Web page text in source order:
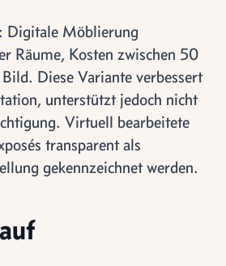
Digitale Möblierung
Räume, Kosten zwischen 50
Diese Variante verbessert
unterstützt jedoch nicht
Virtuell bearbeitete
transparent als
gekennzeichnet werden.